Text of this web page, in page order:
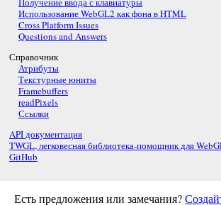
Использование WebGL2 как фона в HTML
Cross Platform Issues
Questions and Answers
Справочник
Атрибуты
Текстурные юниты
Framebuffers
readPixels
Ссылки
API документация
TWGL, легковесная библиотека-помощник для
GitHub
Есть предложения или замечания?